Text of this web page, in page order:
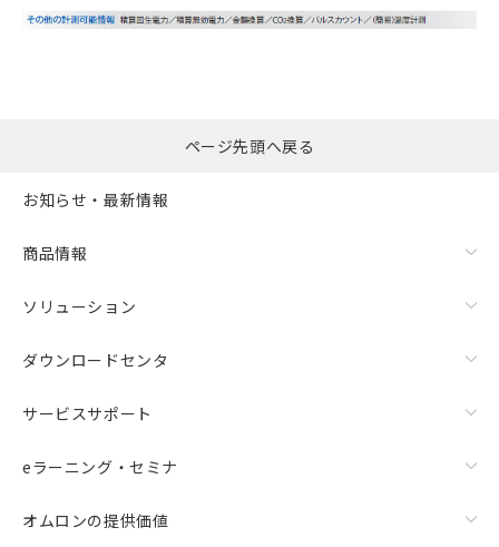
ページ先頭へ戻る
お知らせ・最新情報
商品情報
ソリューション
ダウンロードセンタ
サービスサポート
eラーニング・セミナ
オムロンの提供価値